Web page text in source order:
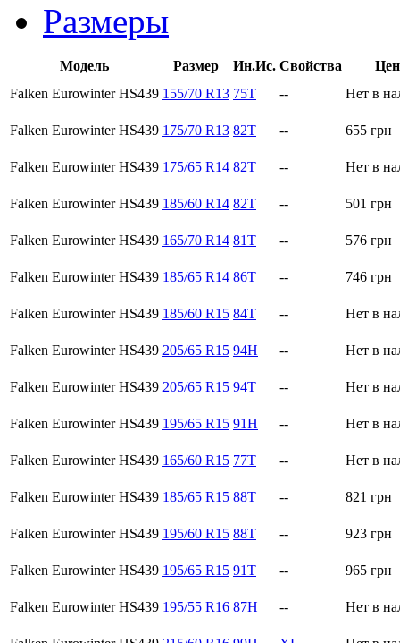
Размеры
Модель Размер Ин.Ис. Свойства
Falken Eurowinter HS439 155/70 R13 75T -- Нет в
Falken Eurowinter HS439 175/70 R13 82T -- 655 грн
Falken Eurowinter HS439 175/65 R14 82T -- Нет в
Falken Eurowinter HS439 185/60 R14 82T -- 501 грн
Falken Eurowinter HS439 165/70 R14 81T -- 576 грн
Falken Eurowinter HS439 185/65 R14 86T -- 746 грн
Falken Eurowinter HS439 185/60 R15 84T -- Нет в
Falken Eurowinter HS439 205/65 R15 94H -- Нет в
Falken Eurowinter HS439 205/65 R15 94T -- Нет в
Falken Eurowinter HS439 195/65 R15 91H -- Нет в
Falken Eurowinter HS439 165/60 R15 77T -- Нет в
Falken Eurowinter HS439 185/65 R15 88T -- 821 грн
Falken Eurowinter HS439 195/60 R15 88T -- 923 грн
Falken Eurowinter HS439 195/65 R15 91T -- 965 грн
Falken Eurowinter HS439 195/55 R16 87H -- Нет в